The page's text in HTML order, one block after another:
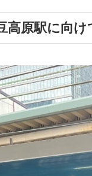
高原駅に向け